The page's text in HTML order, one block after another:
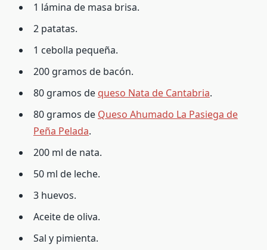
1 lámina de masa brisa.
2 patatas.
1 cebolla pequeña.
200 gramos de bacón.
80 gramos de queso Nata de Cantabria.
80 gramos de Queso Ahumado La Pasiega de
Peña Pelada.
200 ml de nata.
50 ml de leche.
3 huevos.
Aceite de oliva.
Sal y pimienta.